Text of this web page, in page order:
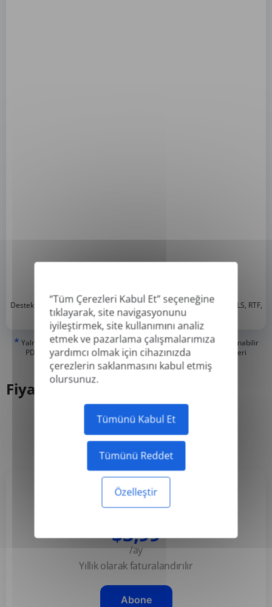
“Tüm Çerezleri Kabul Et” seçeneğine
tıklayarak, site navigasyonunu
iyileştirmek, site kullanımını analiz
etmek ve pazarlama çalışmalarımıza
yardımcı olmak için cihazınızda
çerezlerin saklanmasını kabul etmiş
olursunuz.
Tümünü Kabul Et
Tümünü Reddet
Özelleştir
Desteklenen formatlar: DOC, DOCX, ODT, PDF*, CSV, PPTX, XLSX, XLS, RTF,
TXT
* Yalnızca 'Gerçek' veya dijital olarak oluşturulmuş PDF'leri ve Aranabilir
PDF'leri çevirebiliriz, ancak 'Sadece Resim' veya taranmış PDF'leri
çeviremeyiz.
Fiyatlandırma
Aylık Yıllık -50%
Basic
$3,99
/ay
Yıllık olarak faturalandırılır
Abone